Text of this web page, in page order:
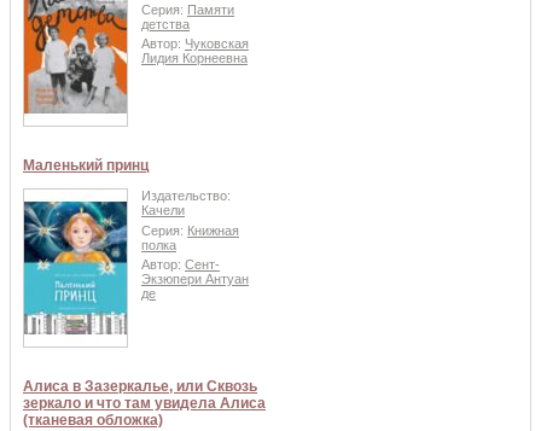
Серия: Памяти
детства
Автор: Чуковская
Лидия Корнеевна
Маленький принц
Издательство:
Качели
Серия: Книжная
полка
Автор: Сент-
Экзюпери Антуан
де
Алиса в Зазеркалье, или Сквозь
зеркало и что там увидела Алиса
(тканевая обложка)